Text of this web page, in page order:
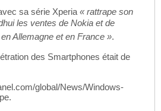
sa série Xperia « rattrape son
les ventes de Nokia et de
Allemagne et en France ».
des Smartphones était de
global/News/Windows-